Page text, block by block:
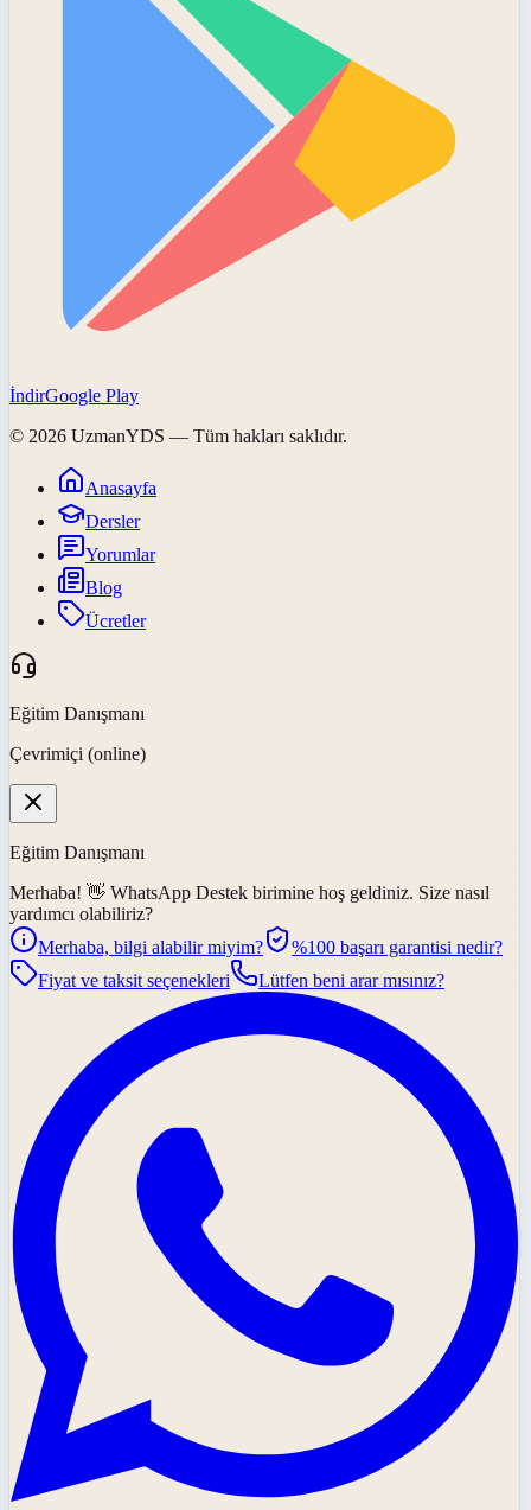
İndirGoogle Play
© 2026 UzmanYDS — Tüm hakları saklıdır.
Anasayfa
Dersler
Yorumlar
Blog
Ücretler
Eğitim Danışmanı
Çevrimiçi (online)
Eğitim Danışmanı
Merhaba! 👋 WhatsApp Destek birimine hoş geldiniz. Size nasıl
yardımcı olabiliriz?
Merhaba, bilgi alabilir miyim?
%100 başarı garantisi nedir?
Fiyat ve taksit seçenekleri
Lütfen beni arar mısınız?